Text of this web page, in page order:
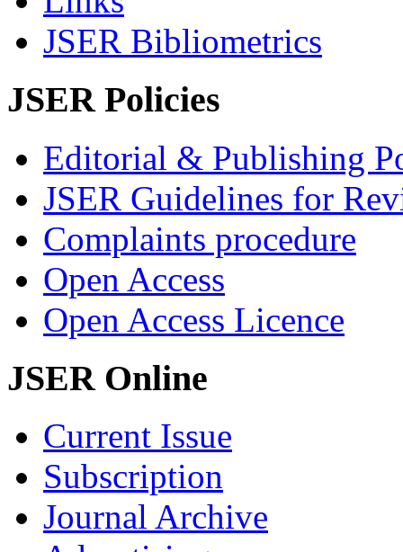
JSER Bibliometrics
JSER Policies
Editorial & Publishing
JSER Guidelines for
Complaints procedure
Open Access
Open Access Licence
JSER Online
Current Issue
Subscription
Journal Archive